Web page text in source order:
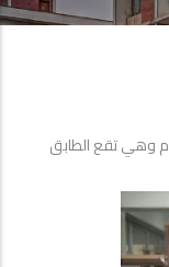
مكتبة ثقافية ذات طابع خاص تم إنشاؤها عام 1994م وهي تقع الطابق